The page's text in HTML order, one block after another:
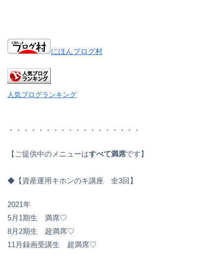
にほんブログ村
人気ブログランキング
・・・・・・・・・・・・・・・・・・
【ご提供中のメニューはすべて満席です】
◆【資産運用キホンのキ講座 全3回】
2021年
5月1期生 満席♡
8月2期生 超満席♡
11月録画受講生 超満席♡